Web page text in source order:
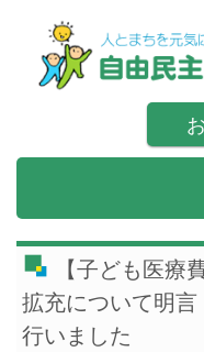
【子ども医療
拡充について明
行いました